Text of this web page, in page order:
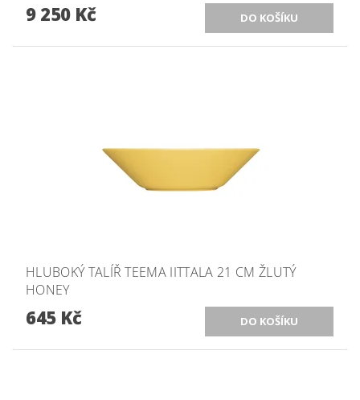
9 250 Kč
HLUBOKÝ TALÍŘ TEEMA IITTALA 21 CM ŽLUTÝ
HONEY
645 Kč